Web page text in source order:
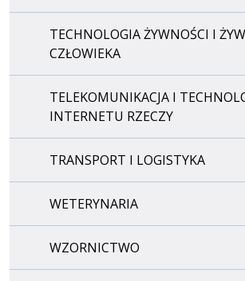
TECHNOLOGIA ŻYWNOŚCI I
CZŁOWIEKA
TELEKOMUNIKACJA I
INTERNETU RZECZY
TRANSPORT I LOGISTYKA
WETERYNARIA
WZORNICTWO